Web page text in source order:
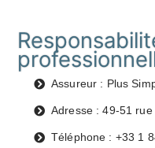
Assureur : Plus
Adresse : 49-51
Téléphone : +33 1